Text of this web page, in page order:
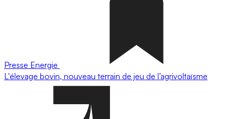
Presse Energie
L'élevage bovin, nouveau terrain de jeu de l’agrivoltaïsme